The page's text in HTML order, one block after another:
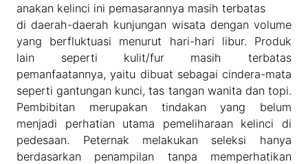
anakan kelinci ini pemasarannya masih terbatas
di daerah-daerah kunjungan wisata dengan volume
yang berfluktuasi menurut hari-hari libur. Produk
lain seperti kulit/fur masih terbatas
pemanfaatannya, yaitu dibuat sebagai cindera-mata
seperti gantungan kunci, tas tangan wanita dan topi.
Pembibitan merupakan tindakan yang belum
menjadi perhatian utama pemeliharaan kelinci di
pedesaan. Peternak melakukan seleksi hanya
berdasarkan penampilan tanpa memperhatikan